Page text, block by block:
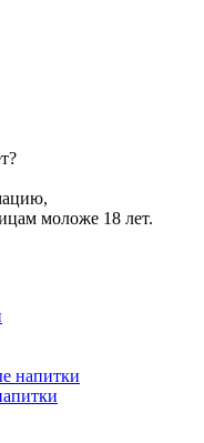
моложе 18 лет.
напитки